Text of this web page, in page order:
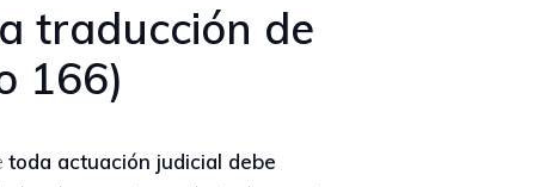
traducción de
166)
toda actuación judicial debe